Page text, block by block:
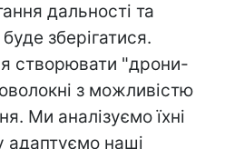
дальності та
зберігатися.
створювати "дрони-
з можливістю
Ми аналізуємо їхні
адаптуємо наші